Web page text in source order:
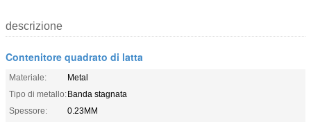
descrizione
Contenitore quadrato di latta
Materiale:
Metal
Tipo di metallo:Banda stagnata
Spessore:
0.23MM